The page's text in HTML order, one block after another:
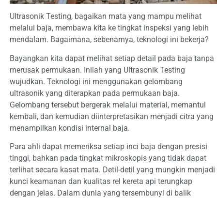
Ultrasonik Testing, bagaikan mata yang mampu melihat
melalui baja, membawa kita ke tingkat inspeksi yang lebih
mendalam. Bagaimana, sebenarnya, teknologi ini bekerja?
Bayangkan kita dapat melihat setiap detail pada baja tanpa
merusak permukaan. Inilah yang Ultrasonik Testing
wujudkan. Teknologi ini menggunakan gelombang
ultrasonik yang diterapkan pada permukaan baja.
Gelombang tersebut bergerak melalui material, memantul
kembali, dan kemudian diinterpretasikan menjadi citra yang
menampilkan kondisi internal baja.
Para ahli dapat memeriksa setiap inci baja dengan presisi
tinggi, bahkan pada tingkat mikroskopis yang tidak dapat
terlihat secara kasat mata. Detil-detil yang mungkin menjadi
kunci keamanan dan kualitas rel kereta api terungkap
dengan jelas. Dalam dunia yang tersembunyi di balik